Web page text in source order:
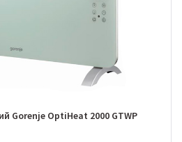
Gorenje OptiHeat 2000 GTWP